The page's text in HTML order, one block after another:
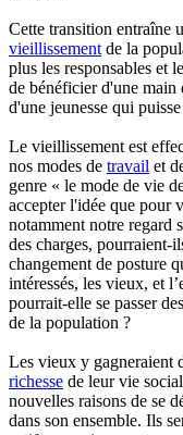
Cette transition entraîne
vieillissement de la
plus les responsables et
de bénéficier d'une
d'une jeunesse qui
Le vieillissement est
nos modes de travail et
genre « le mode de vie
accepter l'idée que pour
notamment notre regard
des charges, pourraient-
changement de posture
intéressés, les vieux, et
pourrait-elle se passer
de la population ?
Les vieux y gagneraient
richesse de leur vie
nouvelles raisons de se
dans son ensemble. Ils